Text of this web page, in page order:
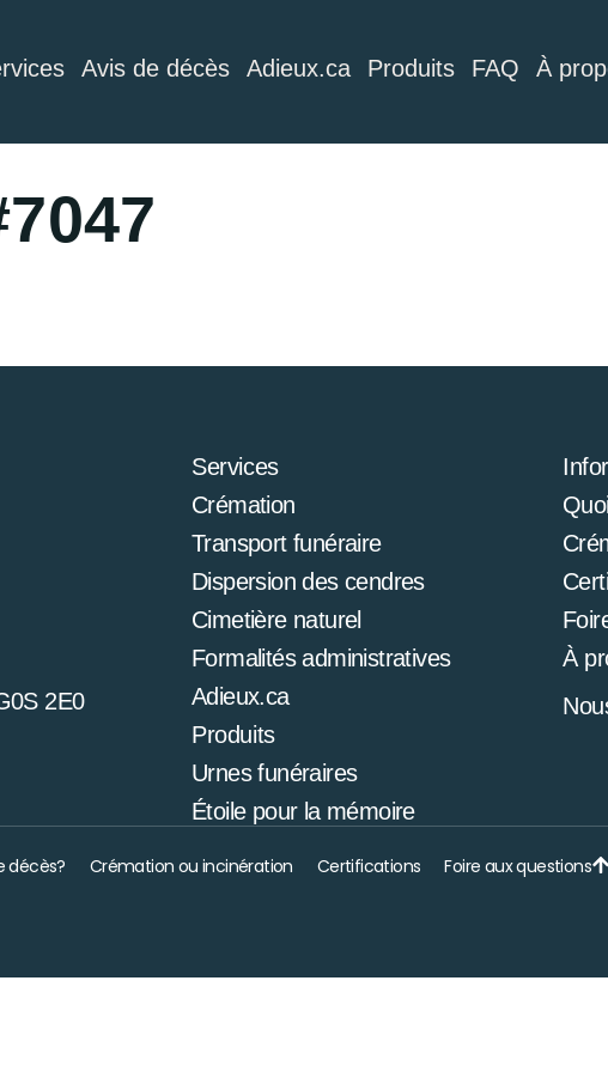
Avis de décès Adieux.ca Produits FAQ À
2E0
Services
Crémation
Transport funéraire
Dispersion des cendres
Cimetière naturel
Formalités administratives
Adieux.ca
Produits
Urnes funéraires
Étoile pour la mémoire
À
décès? Crémation ou incinération Certifications Foire aux questions